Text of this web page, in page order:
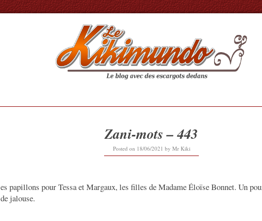
Zani-mots – 443
Posted on 18/06/2021 18/06/2021
by Mr Kiki
es papillons pour Tessa et Margaux, les filles de Madame Éloïse Bonnet. Un
de jalouse.